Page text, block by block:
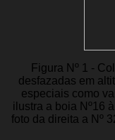
Figura Nº 1 -
desfazadas em
especiais como
ilustra a boia Nº16
foto da direita a Nº